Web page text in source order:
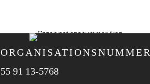
ORGANISATIONS­NUMMER
55 91 13-5768